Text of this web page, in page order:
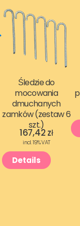
Śledzie do
mocowania
dmuchanych
zamków (zestaw 6
szt.)
167,42 zł
incl. 19% VAT
Details